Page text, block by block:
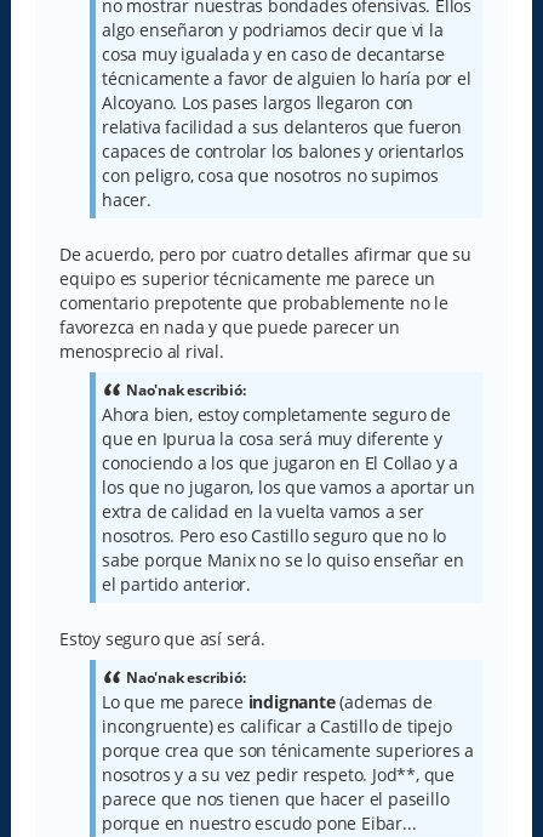
no mostrar nuestras bondades ofensivas. Ellos
algo enseñaron y podriamos decir que vi la
cosa muy igualada y en caso de decantarse
técnicamente a favor de alguien lo haría por el
Alcoyano. Los pases largos llegaron con
relativa facilidad a sus delanteros que fueron
capaces de controlar los balones y orientarlos
con peligro, cosa que nosotros no supimos
hacer.
De acuerdo, pero por cuatro detalles afirmar que su
equipo es superior técnicamente me parece un
comentario prepotente que probablemente no le
favorezca en nada y que puede parecer un
menosprecio al rival.
Nao'nak escribió:
Ahora bien, estoy completamente seguro de
que en Ipurua la cosa será muy diferente y
conociendo a los que jugaron en El Collao y a
los que no jugaron, los que vamos a aportar un
extra de calidad en la vuelta vamos a ser
nosotros. Pero eso Castillo seguro que no lo
sabe porque Manix no se lo quiso enseñar en
el partido anterior.
Estoy seguro que así será.
Nao'nak escribió:
Lo que me parece indignante(ademas de
incongruente) es calificar a Castillo de tipejo
porque crea que son ténicamente superiores a
nosotros y a su vez pedir respeto. Jod**, que
parece que nos tienen que hacer el paseillo
porque en nuestro escudo pone Eibar...